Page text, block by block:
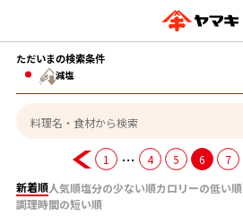
商品情報
レシピ
おいしいレシピを探す
かつお節・だしを楽しむ
ただいまの検索条件
減塩
1 … 4 5 6 7
新着順人気順塩分の少ない順カロリーの低い順
調理時間の短い順